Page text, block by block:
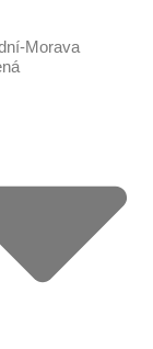
Morava